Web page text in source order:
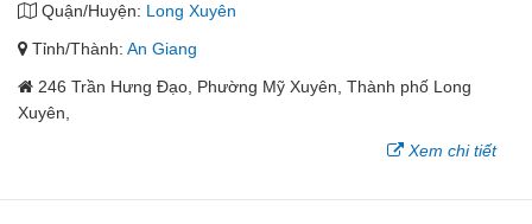
Quận/Huyện: Long Xuyên
Tỉnh/Thành: An Giang
246 Trần Hưng Đạo, Phường Mỹ Xuyên, Thành phố Long
Xuyên,
Xem chi tiết